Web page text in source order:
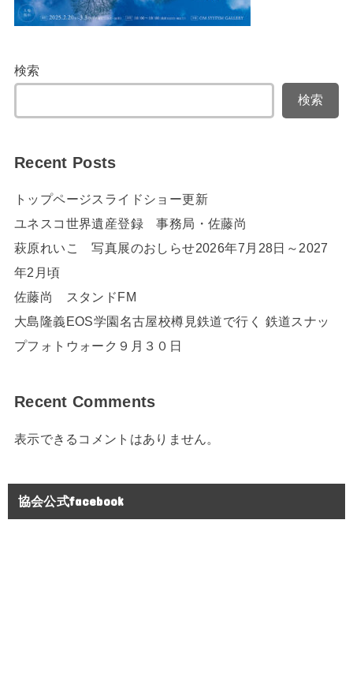
検索
検索
Recent Posts
トップページスライドショー更新
ユネスコ世界遺産登録 事務局・佐藤尚
萩原れいこ 写真展のおしらせ2026年7月28日～2027
年2月頃
佐藤尚 スタンドFM
大島隆義EOS学園名古屋校樽見鉄道で行く 鉄道スナッ
プフォトウォーク９月３０日
Recent Comments
表示できるコメントはありません。
協会公式facebook